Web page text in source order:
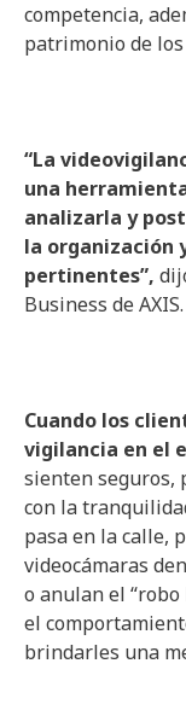
competencia,
patrimonio de
“La
una
analizarla y
la organización
pertinentes”,
Business de AXIS.
Cuando los
vigilancia en el
sienten seguros,
con la
pasa en la calle,
videocámaras
o anulan el
el
brindarles una